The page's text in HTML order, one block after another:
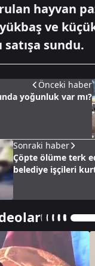
hayvan
ve
satışa sundu.
Önceki haber
yoğunluk var mı?
Sonraki haber
Çöpte ölüme terk
belediye işçileri